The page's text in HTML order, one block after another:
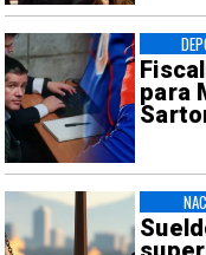
para